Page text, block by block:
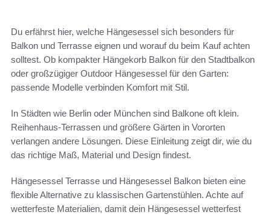
Du erfährst hier, welche Hängesessel sich besonders für
Balkon und Terrasse eignen und worauf du beim Kauf achten
solltest. Ob kompakter Hängekorb Balkon für den Stadtbalkon
oder großzügiger Outdoor Hängesessel für den Garten:
passende Modelle verbinden Komfort mit Stil.
In Städten wie Berlin oder München sind Balkone oft klein.
Reihenhaus-Terrassen und größere Gärten in Vororten
verlangen andere Lösungen. Diese Einleitung zeigt dir, wie du
das richtige Maß, Material und Design findest.
Hängesessel Terrasse und Hängesessel Balkon bieten eine
flexible Alternative zu klassischen Gartenstühlen. Achte auf
wetterfeste Materialien, damit dein Hängesessel wetterfest